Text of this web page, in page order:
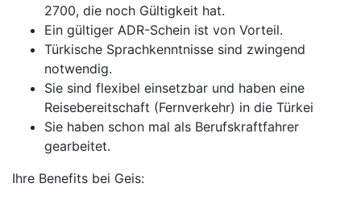
2700, die noch Gültigkeit hat.
Ein gültiger ADR-Schein ist von Vorteil.
Türkische Sprachkenntnisse sind zwingend
notwendig.
Sie sind flexibel einsetzbar und haben eine
Reisebereitschaft (Fernverkehr) in die Türkei
Sie haben schon mal als Berufskraftfahrer
gearbeitet.
Ihre Benefits bei Geis: